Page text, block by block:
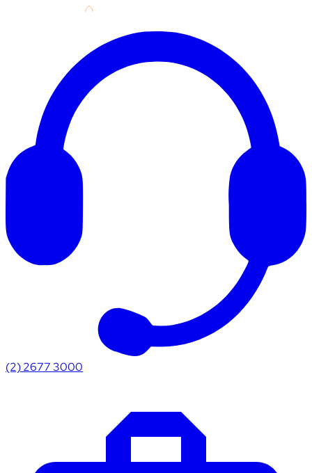
(2) 2677 3000